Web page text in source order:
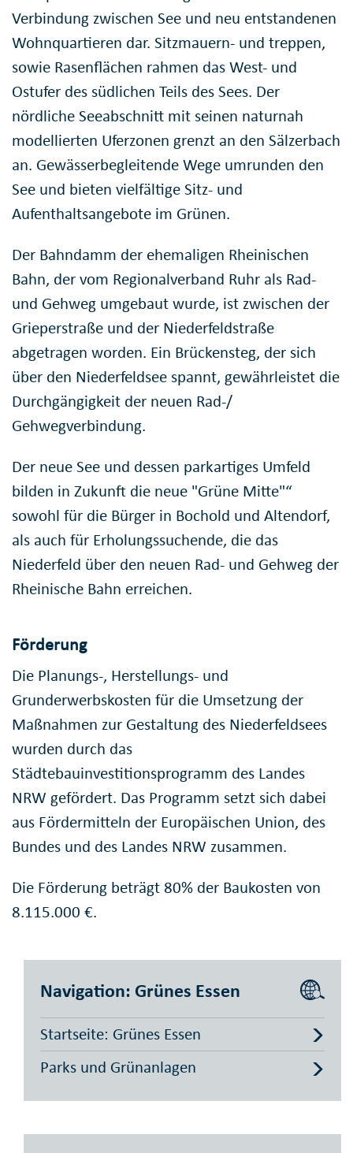
Verbindung zwischen See und neu entstandenen
Wohnquartieren dar. Sitzmauern- und treppen,
sowie Rasenflächen rahmen das West- und
Ostufer des südlichen Teils des Sees. Der
nördliche Seeabschnitt mit seinen naturnah
modellierten Uferzonen grenzt an den Sälzerbach
an. Gewässerbegleitende Wege umrunden den
See und bieten vielfältige Sitz- und
Aufenthaltsangebote im Grünen.
Der Bahndamm der ehemaligen Rheinischen
Bahn, der vom Regionalverband Ruhr als Rad-
und Gehweg umgebaut wurde, ist zwischen der
Grieperstraße und der Niederfeldstraße
abgetragen worden. Ein Brückensteg, der sich
über den Niederfeldsee spannt, gewährleistet die
Durchgängigkeit der neuen Rad-/
Gehwegverbindung.
Der neue See und dessen parkartiges Umfeld
bilden in Zukunft die neue "Grüne Mitte"“
sowohl für die Bürger in Bochold und Altendorf,
als auch für Erholungssuchende, die das
Niederfeld über den neuen Rad- und Gehweg der
Rheinische Bahn erreichen.
Förderung
Die Planungs-, Herstellungs- und
Grunderwerbskosten für die Umsetzung der
Maßnahmen zur Gestaltung des Niederfeldsees
wurden durch das
Städtebauinvestitionsprogramm des Landes
NRW gefördert. Das Programm setzt sich dabei
aus Fördermitteln der Europäischen Union, des
Bundes und des Landes NRW zusammen.
Die Förderung beträgt 80% der Baukosten von
8.115.000 €.
Navigation: Grünes Essen
Startseite: Grünes Essen
Parks und Grünanlagen